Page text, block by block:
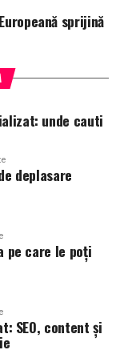
sprijină
unde cauti
deplasare
pe care le poți
SEO, content și